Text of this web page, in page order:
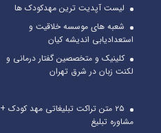
لیست آپدیت ترین مهدکودک ها
شعبه های موسسه خلاقیت و
استعدادیابی اندیشه کیان
کلینیک و متخصصین گفتار درمانی و
لکنت زبان در شرق تهران
۲۵ متن تراکت تبلیغاتی مهد کودک +
مشاوره تبلیغ